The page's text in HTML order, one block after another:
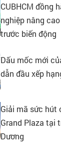
CUBHCM đồng
nghiệp nâng
trước biến động
Dấu mốc mới
dẫn đầu xếp
Giải mã sức hút
Grand Plaza tại
Dương